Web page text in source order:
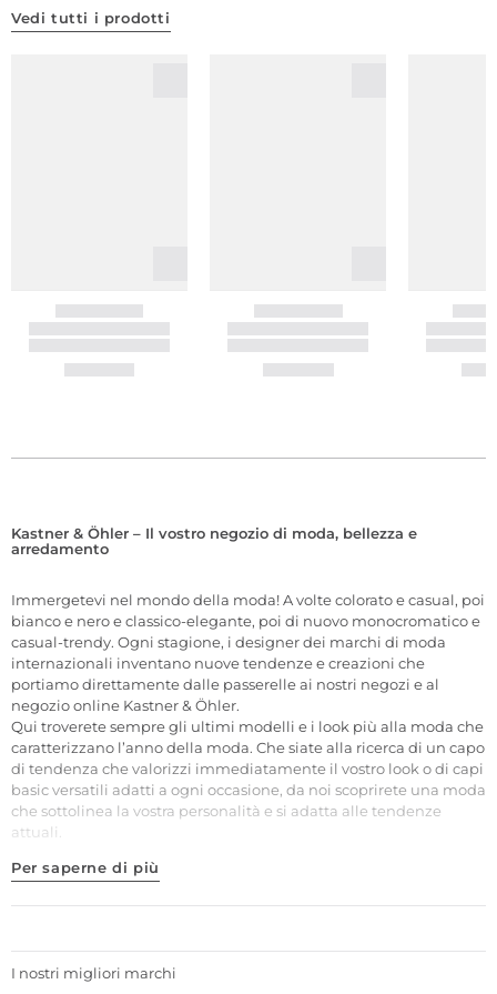
Vedi tutti i prodotti
Kastner & Öhler – Il vostro negozio di moda, bellezza e
arredamento
Immergetevi nel mondo della moda! A volte colorato e casual, poi
bianco e nero e classico-elegante, poi di nuovo monocromatico e
casual-trendy. Ogni stagione, i designer dei marchi di moda
internazionali inventano nuove tendenze e creazioni che
portiamo direttamente dalle passerelle ai nostri negozi e al
negozio online Kastner & Öhler.
Qui troverete sempre gli ultimi modelli e i look più alla moda che
caratterizzano l’anno della moda. Che siate alla ricerca di un capo
di tendenza che valorizzi immediatamente il vostro look o di capi
basic versatili adatti a ogni occasione, da noi scoprirete una moda
che sottolinea la vostra personalità e si adatta alle tendenze
attuali.
Per saperne di più
I nostri migliori marchi